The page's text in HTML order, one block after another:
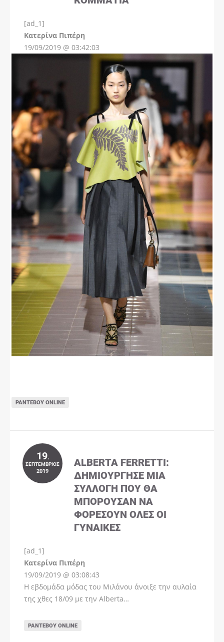
[ad_1]
Kατερίνα Πιπέρη
19/09/2019 @ 03:42:03
ΡΑΝΤΕΒΟΎ ONLINE
19.
ΣΕΠΤΈΜΒΡΙΟΣ
2019
ALBERTA FERRETTI:
ΔΗΜΙΟΎΡΓΗΣΕ ΜΊΑ
ΣΥΛΛΟΓΉ ΠΟΥ ΘΑ
ΜΠΟΡΟΎΣΑΝ ΝΑ
ΦΟΡΈΣΟΥΝ ΌΛΕΣ ΟΙ
ΓΥΝΑΊΚΕΣ
[ad_1]
Kατερίνα Πιπέρη
19/09/2019 @ 03:08:43
Η εβδομάδα μόδας του Μιλάνου άνοιξε την αυλαία
της χθες 18/09 με την Alberta…
ΡΑΝΤΕΒΟΎ ONLINE